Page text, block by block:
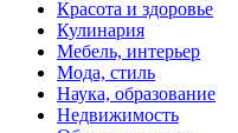
Красота и здоровье
Кулинария
Мебель, интерьер
Мода, стиль
Наука, образование
Недвижимость